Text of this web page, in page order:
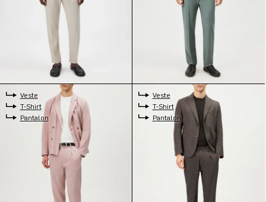
Veste
T-Shirt
Pantalon
Veste
T-Shirt
Pantalon